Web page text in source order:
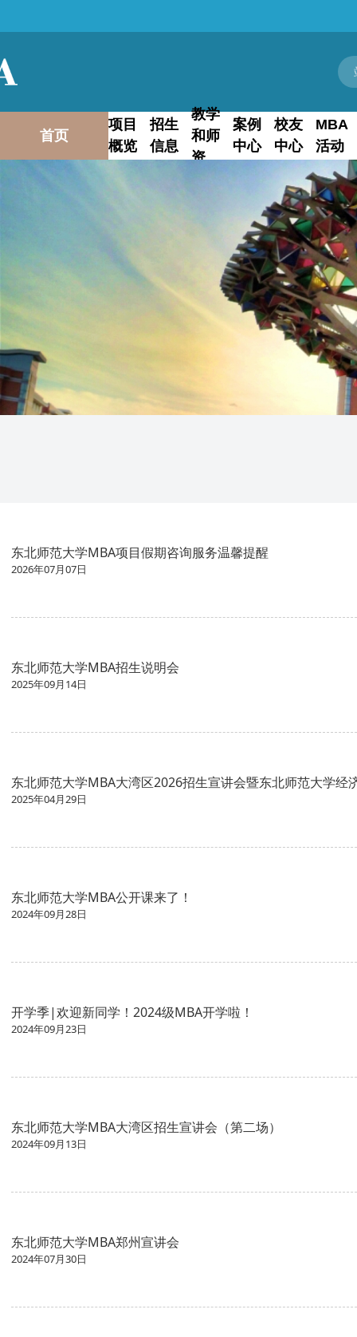
首页
项目
概览
招生
信息
教学
和师
资
案例
中心
校友
中心
MBA
活动
东北师范大学MBA项目假期咨询服务温馨提醒
2026年07月07日
东北师范大学MBA招生说明会
2025年09月14日
东北师范大学MBA大湾区2026招生宣讲会暨东北师范大学经
2025年04月29日
东北师范大学MBA公开课来了！
2024年09月28日
开学季|欢迎新同学！2024级MBA开学啦！
2024年09月23日
东北师范大学MBA大湾区招生宣讲会（第二场）
2024年09月13日
东北师范大学MBA郑州宣讲会
2024年07月30日